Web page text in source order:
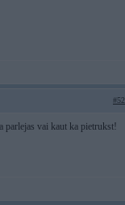
#52
parlejas vai kaut ka pietrukst!